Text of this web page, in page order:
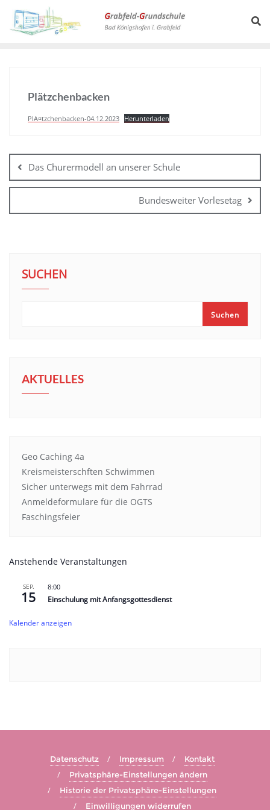
Plätzchenbacken
PlA¤tzchenbacken-04.12.2023 Herunterladen
Das Churermodell an unserer Schule
Bundesweiter Vorlesetag
SUCHEN
Suchen
AKTUELLES
Geo Caching 4a
Kreismeisterschften Schwimmen
Sicher unterwegs mit dem Fahrrad
Anmeldeformulare für die OGTS
Faschingsfeier
Anstehende Veranstaltungen
SEP.
15
8:00
Einschulung mit Anfangsgottesdienst
Kalender anzeigen
Datenschutz Impressum
Kontakt
Privatsphäre-Einstellungen ändern
Historie der Privatsphäre-Einstellungen
Einwilligungen widerrufen